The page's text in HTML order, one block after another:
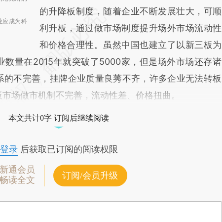
应成为科
的升降板制度，随着企业不断发展壮大，可顺
利升板，通过做市场制度提升场外市场流动性
和价格合理性。虽然中国也建立了以新三板为
数量在2015年就突破了5000家，但是场外市场还存诸
的不完善，挂牌企业质量良莠不齐，许多企业无法转板
场做市机制不完善，流动性差、价格扭曲。
本文共计0字 订阅后继续阅读
登录后获取已订阅的阅读权限
通会员
读全文
订阅/会员升级